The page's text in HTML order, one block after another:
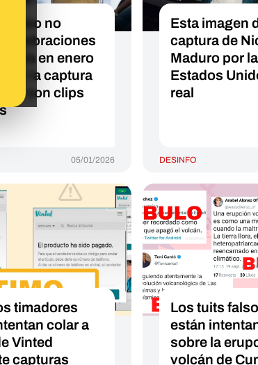
vídeo no
celebraciones
en enero
por la captura
son clips
05/01/2026
Esta imagen
captura de
Maduro por
Estados
real
DESINFO
timadores
colar a
Vinted
capturas
Los tuits
están
sobre la
volcán de